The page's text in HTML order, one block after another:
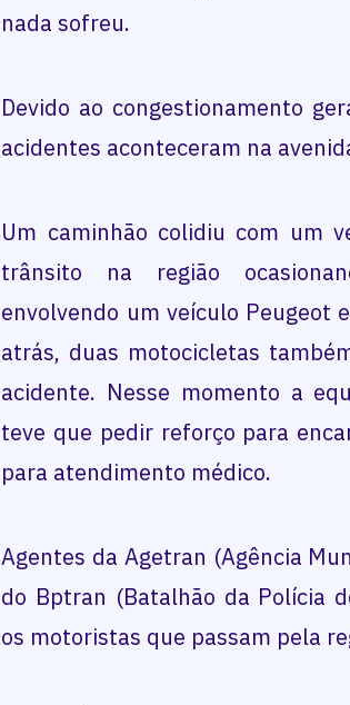
nada sofreu.
Devido ao congestionamento
acidentes aconteceram na
Um caminhão colidiu com um
trânsito na região
envolvendo um veículo Peugeot
atrás, duas motocicletas
acidente. Nesse momento a
teve que pedir reforço para
para atendimento médico.
Agentes da Agetran (Agência
do Bptran (Batalhão da Polícia
os motoristas que passam pela